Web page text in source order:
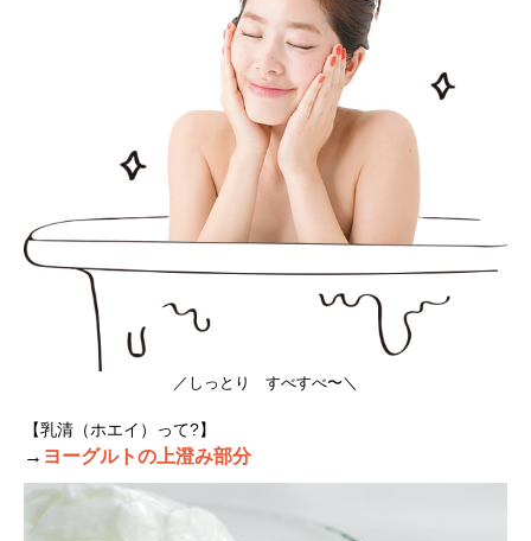
／しっとり すべすべ〜＼
【乳清（ホエイ）って?】
→ ヨーグルトの上澄み部分